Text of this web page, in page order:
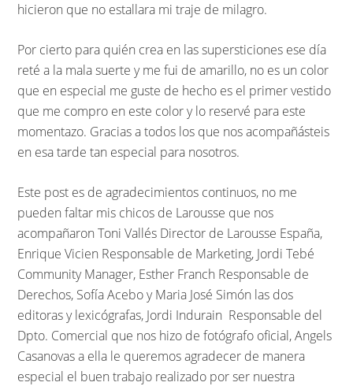
hicieron que no estallara mi traje de milagro.
Por cierto para quién crea en las supersticiones ese día
reté a la mala suerte y me fui de amarillo, no es un color
que en especial me guste de hecho es el primer vestido
que me compro en este color y lo reservé para este
momentazo. Gracias a todos los que nos acompañásteis
en esa tarde tan especial para nosotros.
Este post es de agradecimientos continuos, no me
pueden faltar mis chicos de Larousse que nos
acompañaron Toni Vallés Director de Larousse España,
Enrique Vicien Responsable de Marketing, Jordi Tebé
Community Manager, Esther Franch Responsable de
Derechos, Sofía Acebo y Maria José Simón las dos
editoras y lexicógrafas, Jordi Indurain Responsable del
Dpto. Comercial que nos hizo de fotógrafo oficial, Angels
Casanovas a ella le queremos agradecer de manera
especial el buen trabajo realizado por ser nuestra